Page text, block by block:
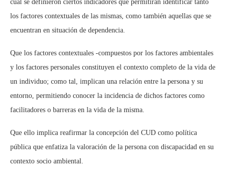
cual se definieron ciertos indicadores que permitirán identificar tanto
los factores contextuales de las mismas, como también aquellas que se
encuentran en situación de dependencia.
Que los factores contextuales -compuestos por los factores ambientales
y los factores personales constituyen el contexto completo de la vida de
un individuo; como tal, implican una relación entre la persona y su
entorno, permitiendo conocer la incidencia de dichos factores como
facilitadores o barreras en la vida de la misma.
Que ello implica reafirmar la concepción del CUD como política
pública que enfatiza la valoración de la persona con discapacidad en su
contexto socio ambiental.